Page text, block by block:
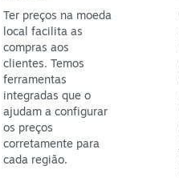
Ter preços na moeda
local facilita as
compras aos
clientes. Temos
ferramentas
integradas que o
ajudam a configurar
os preços
corretamente para
cada região.